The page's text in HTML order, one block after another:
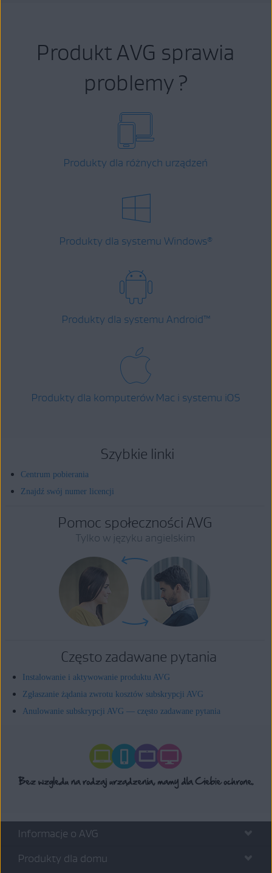
Produkt AVG sprawia
problemy ?
Produkty dla różnych urządzeń
Produkty dla systemu Windows®
Produkty dla systemu Android™
Produkty dla komputerów Mac i systemu iOS
Szybkie linki
Centrum pobierania
Znajdź swój numer licencji
Pomoc społeczności AVG
Tylko w języku angielskim
Często zadawane pytania
Instalowanie i aktywowanie produktu AVG
Zgłaszanie żądania zwrotu kosztów subskrypcji AVG
Anulowanie subskrypcji AVG — często zadawane pytania
Informacje o AVG
Produkty dla domu